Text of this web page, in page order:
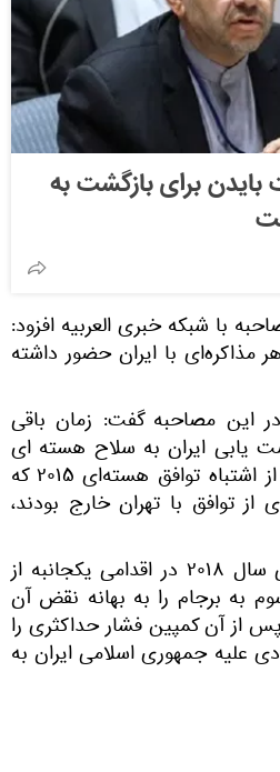
برای بازگشت به
با شبکه خبری العربیه افزود:
مذاکره‌ای با ایران حضور داشته
این مصاحبه گفت: زمان باقی‌
‌یابی ایران به سلاح هسته‌ ای
بسیار کوتاه است که باید از اشتباه توافق هسته‌ای ۲۰۱۵ که
توافق با تهران خارج بودند،
دولت دونالد ترامپ در می‌ سال ۲۰۱۸ در اقدامی یکجانبه از
به برجام را به بهانه‌ نقض آن
از آن کمپین فشار حداکثری را
علیه جمهوری اسلامی ایران به‌